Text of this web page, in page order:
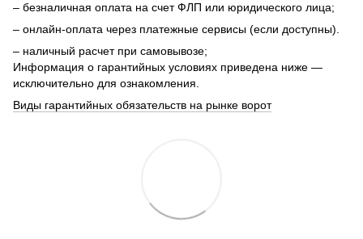
– безналичная оплата на счет ФЛП или юридического лица;
– онлайн-оплата через платежные сервисы (если доступны).
– наличный расчет при самовывозе;
Информация о гарантийных условиях приведена ниже —
исключительно для ознакомления.
Виды гарантийных обязательств на рынке ворот